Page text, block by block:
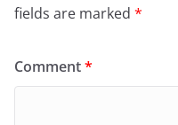
fields are marked *
Comment*